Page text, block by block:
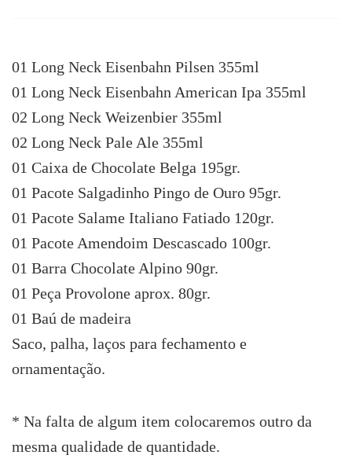
01 Long Neck Eisenbahn Pilsen 355ml
01 Long Neck Eisenbahn American Ipa 355ml
02 Long Neck Weizenbier 355ml
02 Long Neck Pale Ale 355ml
01 Caixa de Chocolate Belga 195gr.
01 Pacote Salgadinho Pingo de Ouro 95gr.
01 Pacote Salame Italiano Fatiado 120gr.
01 Pacote Amendoim Descascado 100gr.
01 Barra Chocolate Alpino 90gr.
01 Peça Provolone aprox. 80gr.
01 Baú de madeira
Saco, palha, laços para fechamento e
ornamentação.
* Na falta de algum item colocaremos outro da
mesma qualidade de quantidade.